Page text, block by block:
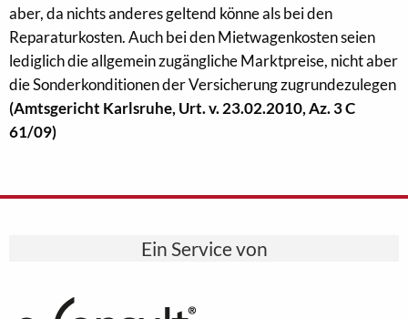
aber, da nichts anderes geltend könne als bei den
Reparaturkosten. Auch bei den Mietwagenkosten seien
lediglich die allgemein zugängliche Marktpreise, nicht aber
die Sonderkonditionen der Versicherung zugrundezulegen
(Amtsgericht Karlsruhe, Urt. v. 23.02.2010, Az. 3 C
61/09)
Ein Service von